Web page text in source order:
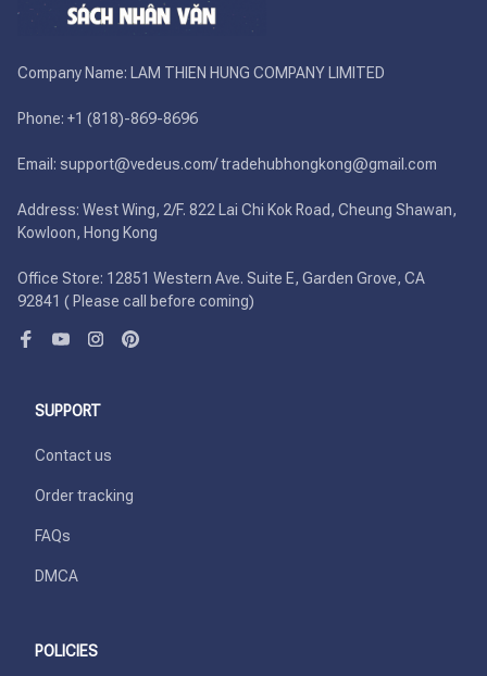
Company Name: LAM THIEN HUNG COMPANY LIMITED
Phone: +1 (818)-869-8696
Email: support@vedeus.com/ tradehubhongkong@gmail.com
Address: West Wing, 2/F. 822 Lai Chi Kok Road, Cheung Shawan,
Kowloon, Hong Kong
Office Store: 12851 Western Ave. Suite E, Garden Grove, CA
92841 ( Please call before coming)
SUPPORT
Contact us
Order tracking
FAQs
DMCA
POLICIES